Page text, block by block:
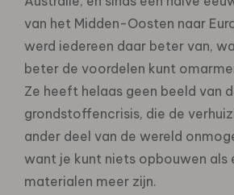
van het Midden-Oosten naar
werd iedereen daar beter van,
beter de voordelen kunt
Ze heeft helaas geen beeld van
grondstoffencrisis, die de
ander deel van de wereld
want je kunt niets opbouwen als
materialen meer zijn.